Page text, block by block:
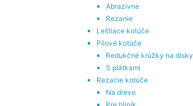
Abrazívne
Rezanie
Leštiace kotúče
Pílové kotúče
Redukčné krúžky na disky
S plátkami
Rezacie kotúče
Na drevo